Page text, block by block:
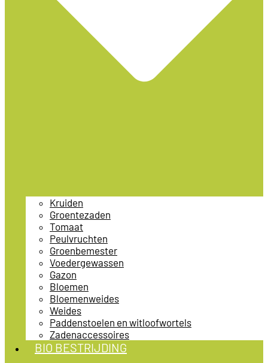
Kruiden
Groentezaden
Tomaat
Peulvruchten
Groenbemester
Voedergewassen
Gazon
Bloemen
Bloemenweides
Weides
Paddenstoelen en witloofwortels
Zadenaccessoires
BIO BESTRIJDING